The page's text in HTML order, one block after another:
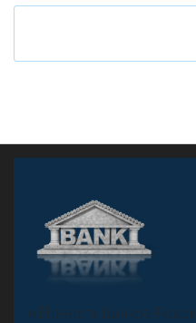
«Н
овости Банков